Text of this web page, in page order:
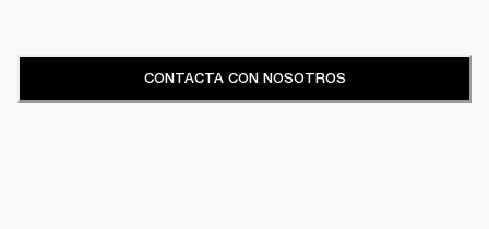
CONTACTA CON NOSOTROS